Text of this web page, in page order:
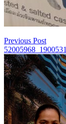
เมนู
นำทาง
เรื่อง
Previous Post